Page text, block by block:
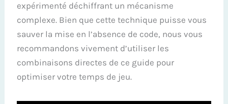
expérimenté déchiffrant un mécanisme
complexe. Bien que cette technique puisse vous
sauver la mise en l’absence de code, nous vous
recommandons vivement d’utiliser les
combinaisons directes de ce guide pour
optimiser votre temps de jeu.